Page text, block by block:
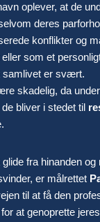
oplever, at de
deres
konflikter og
som et
samlivet er svært.
skadelig, da
bliver i stedet til
fra hinanden
er målrettet
til at få den
at genoprette jeres